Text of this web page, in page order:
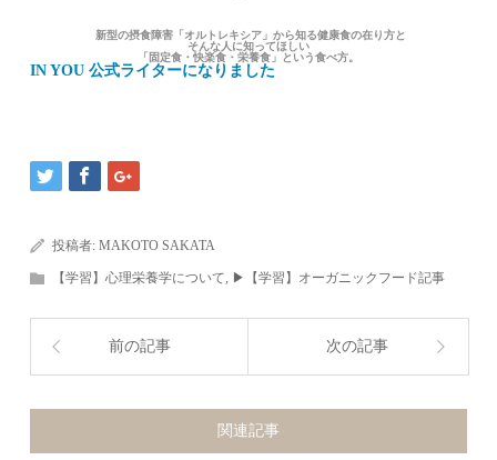
新型の摂食障害「オルトレキシア」から知る健康食の在り方と
そんな人に知ってほしい
「固定食・快楽食・栄養食」という食べ方。
IN YOU 公式ライターになりました
投稿者:MAKOTO SAKATA
【学習】心理栄養学について, ▶︎【学習】オーガニックフード記事
前の記事 次の記事
関連記事